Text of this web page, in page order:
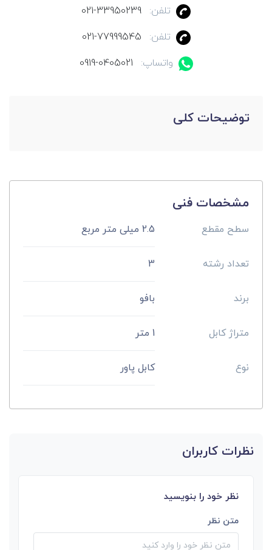
تلفن:
021-33950239
تلفن:
021-77999545
واتساپ:
0919-0405021
توضیحات کلی
مشخصات فنی
سطح مقطع 2.5 میلی متر مربع
تعداد رشته 3
برند بافو
متراژ کابل 1 متر
نوع کابل پاور
نظرات کاربران
نظر خود را بنویسید
متن نظر